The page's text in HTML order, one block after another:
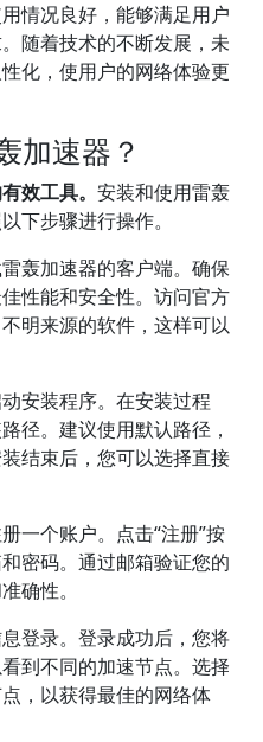
情况良好，能够满足用户
随着技术的不断发展，未
化，使用户的网络体验更
加速器？
效工具。 安装和使用雷轰
下步骤进行操作。
轰加速器的客户端。确保
性能和安全性。访问官方
明来源的软件，这样可以
安装程序。在安装过程
径。建议使用默认路径，
结束后，您可以选择直接
一个账户。点击“注册”按
密码。通过邮箱验证您的
确性。
登录。登录成功后，您将
到不同的加速节点。选择
，以获得最佳的网络体